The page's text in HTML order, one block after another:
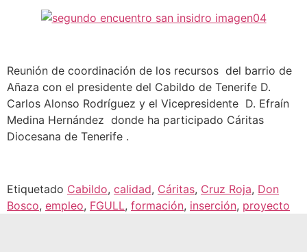
Reunión de coordinación de los recursos del barrio de
Añaza con el presidente del Cabildo de Tenerife D.
Carlos Alonso Rodríguez y el Vicepresidente D. Efraín
Medina Hernández donde ha participado Cáritas
Diocesana de Tenerife .
Etiquetado Cabildo, calidad, Cáritas, Cruz Roja, Don
Bosco, empleo, FGULL, formación, inserción, proyecto